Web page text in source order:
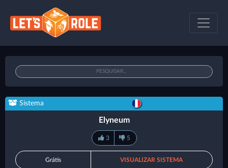
Sistema
Elyneum
3 5
Grátis VISUALIZAR SISTEMA